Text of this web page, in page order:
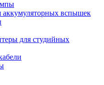
аккумуляторных вспышек
для студийных